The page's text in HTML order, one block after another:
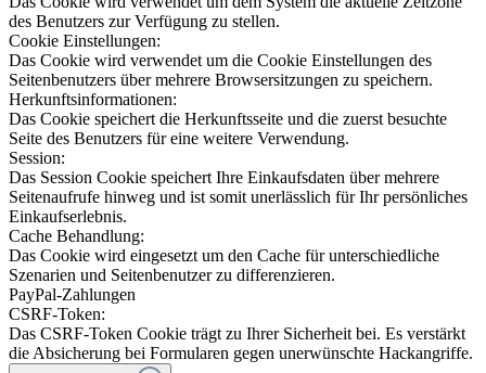
des Benutzers zur Verfügung zu stellen.
Cookie Einstellungen:
Das Cookie wird verwendet um die Cookie Einstellungen des
Seitenbenutzers über mehrere Browsersitzungen zu speichern.
Herkunftsinformationen:
Das Cookie speichert die Herkunftsseite und die zuerst besuchte
Seite des Benutzers für eine weitere Verwendung.
Session:
Das Session Cookie speichert Ihre Einkaufsdaten über mehrere
Seitenaufrufe hinweg und ist somit unerlässlich für Ihr persönliches
Einkaufserlebnis.
Cache Behandlung:
Das Cookie wird eingesetzt um den Cache für unterschiedliche
Szenarien und Seitenbenutzer zu differenzieren.
PayPal-Zahlungen
CSRF-Token:
Das CSRF-Token Cookie trägt zu Ihrer Sicherheit bei. Es verstärkt
die Absicherung bei Formularen gegen unerwünschte Hackangriffe.